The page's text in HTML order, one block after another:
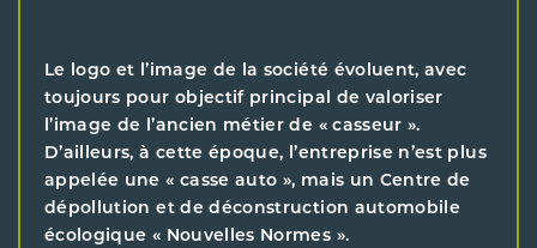
Le logo et l’image de la société évoluent, avec
toujours pour objectif principal de valoriser
l’image de l’ancien métier de « casseur ».
D’ailleurs, à cette époque, l’entreprise n’est plus
appelée une « casse auto », mais un Centre de
dépollution et de déconstruction automobile
écologique « Nouvelles Normes ».